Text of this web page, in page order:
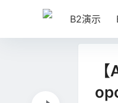
B2演示